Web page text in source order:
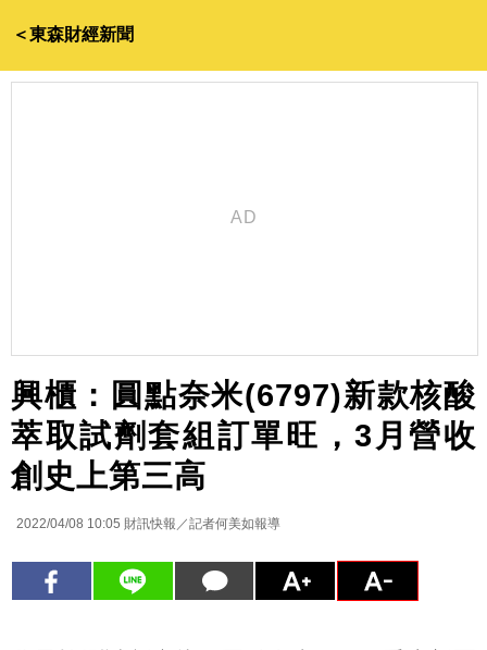
＜東森財經新聞
興櫃：圓點奈米(6797)新款核酸
萃取試劑套組訂單旺，3月營收
創史上第三高
2022/04/08 10:05 財訊快報／記者何美如報導